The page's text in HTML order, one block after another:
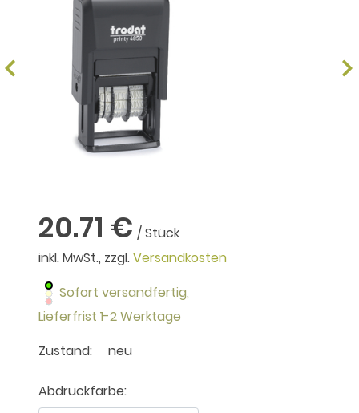
20.71 € / Stück
inkl. MwSt., zzgl.Versandkosten
Sofort versandfertig,
Lieferfrist 1-2 Werktage
Zustand:
neu
Abdruckfarbe: